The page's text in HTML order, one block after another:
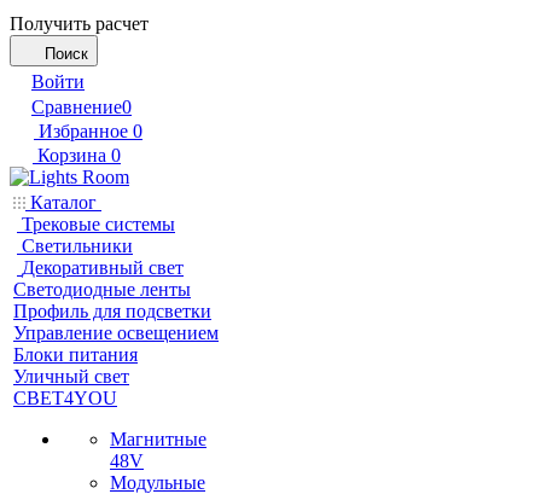
Получить расчет
Поиск
Войти
Сравнение0
Избранное 0
Корзина 0
Каталог
Трековые системы
Светильники
Декоративный свет
Светодиодные ленты
Профиль для подсветки
Управление освещением
Блоки питания
Уличный свет
СВЕТ4YOU
Магнитные
48V
Модульные